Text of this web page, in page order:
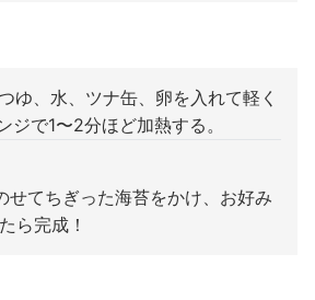
ゆ、水、ツナ缶、卵を入れて軽く
で1〜2分ほど加熱する。
せてちぎった海苔をかけ、お好み
ら完成！